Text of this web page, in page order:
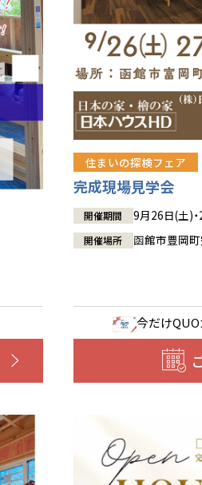
住まいの探検フェア
完成現場見学会
開催期間 9月26日(土)
開催場所 函館市豊岡
今だけ